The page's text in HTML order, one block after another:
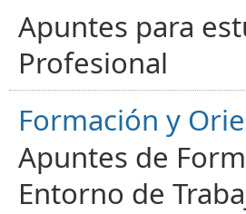
Apuntes para
Profesional
Formación y
Apuntes de
Entorno de